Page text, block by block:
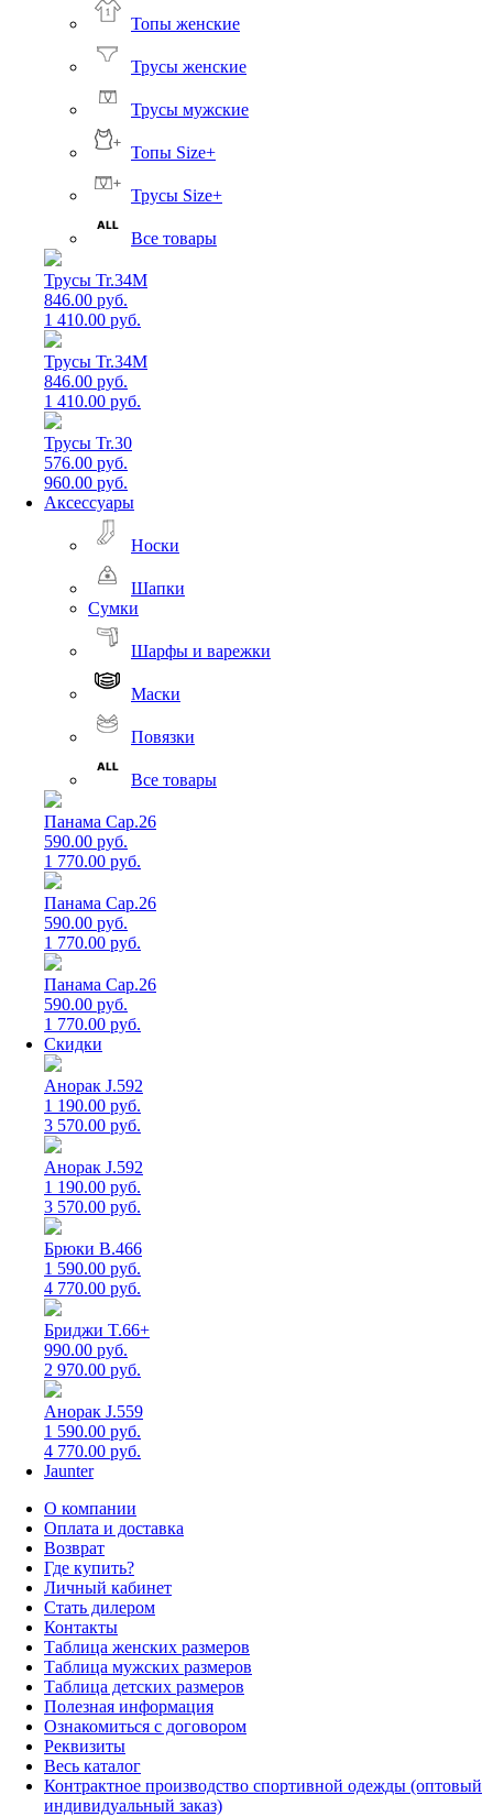
Топы женские
Трусы женские
Трусы мужские
Топы Size+
Трусы Size+
Все товары
Трусы Tr.34M
846.00 руб.
1 410.00 руб.
Трусы Tr.34M
846.00 руб.
1 410.00 руб.
Трусы Tr.30
576.00 руб.
960.00 руб.
Аксессуары
Носки
Шапки
Сумки
Шарфы и варежки
Маски
Повязки
Все товары
Панама Cap.26
590.00 руб.
1 770.00 руб.
Панама Cap.26
590.00 руб.
1 770.00 руб.
Панама Cap.26
590.00 руб.
1 770.00 руб.
Скидки
Анорак J.592
1 190.00 руб.
3 570.00 руб.
Анорак J.592
1 190.00 руб.
3 570.00 руб.
Брюки B.466
1 590.00 руб.
4 770.00 руб.
Бриджи T.66+
990.00 руб.
2 970.00 руб.
Анорак J.559
1 590.00 руб.
4 770.00 руб.
Jaunter
О компании
Оплата и доставка
Возврат
Где купить?
Личный кабинет
Стать дилером
Контакты
Таблица женских размеров
Таблица мужских размеров
Таблица детских размеров
Полезная информация
Ознакомиться с договором
Реквизиты
Весь каталог
Контрактное производство спортивной одежды (оптовый
индивидуальный заказ)